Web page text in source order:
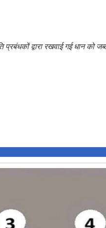
द्वारा रखवाई गई धान को